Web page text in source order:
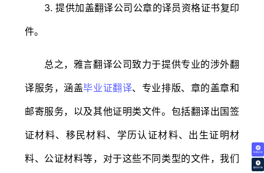
免费试译
翻译价格
3. 提供加盖翻译公司公章的译员资格证书复印
件。
总之，雅言翻译公司致力于提供专业的涉外翻
译服务，涵盖毕业证翻译、专业排版、章的盖章和
邮寄服务，以及其他证明类文件。包括翻译出国签
证材料、移民材料、学历认证材料、出生证明材
料、公证材料等，对于这些不同类型的文件，我们